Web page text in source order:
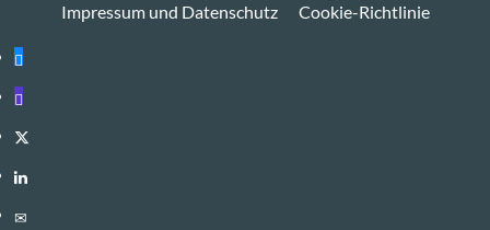
Impressum und Datenschutz
Cookie-Richtlinie
Bluesky
Mastodon
Twitter
LinkedIn
E-